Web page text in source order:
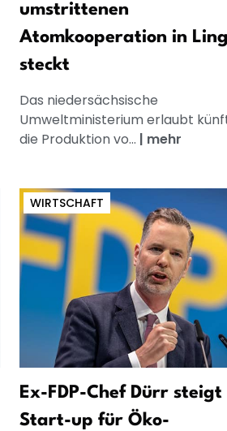
umstrittenen
Atomkooperation in
steckt
Das niedersächsische
Umweltministerium erlaubt
die Produktion vo... | mehr
WIRTSCHAFT
Ex-FDP-Chef Dürr steigt
Start-up für Öko-